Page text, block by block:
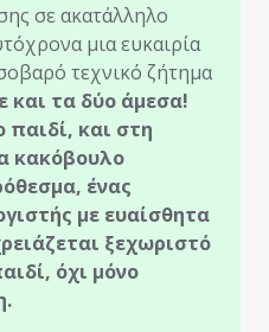
σε ακατάλληλο
μια ευκαιρία
τεχνικό ζήτημα
και τα δύο άμεσα!
παιδί, και στη
κακόβουλο
ένας
με ευαίσθητα
ξεχωριστό
όχι μόνο